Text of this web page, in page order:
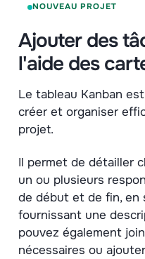
NOUVEAU PROJET
Ajouter des
l'aide des
Le tableau Kanban
créer et organiser
projet.
Il permet de détailler
un ou plusieurs
de début et de fin, en
fournissant une
pouvez également
nécessaires ou